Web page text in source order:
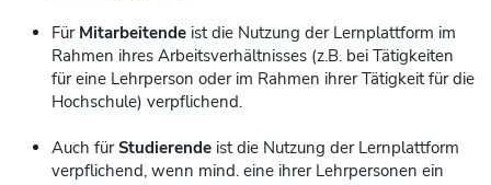
Für Mitarbeitende ist die Nutzung der Lernplattform im
Rahmen ihres Arbeitsverhältnisses (z.B. bei Tätigkeiten
für eine Lehrperson oder im Rahmen ihrer Tätigkeit für die
Hochschule) verpflichend.
Auch fürStudierende ist die Nutzung der Lernplattform
verpflichend, wenn mind. eine ihrer Lehrpersonen ein